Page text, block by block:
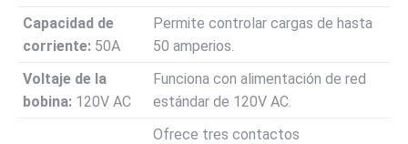
Capacidad de
corriente: 50A
Permite controlar cargas de hasta
50 amperios.
Voltaje de la
bobina: 120V AC
Funciona con alimentación de red
estándar de 120V AC.
Ofrece tres contactos